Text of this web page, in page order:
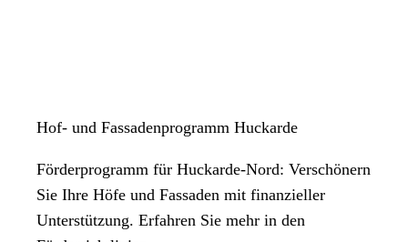
Hof- und Fassadenprogramm Huckarde
Förderprogramm für Huckarde-Nord: Verschönern
Sie Ihre Höfe und Fassaden mit finanzieller
Unterstützung. Erfahren Sie mehr in den